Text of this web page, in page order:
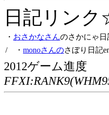
日記リン
・ おさかなさんのさかにゃ日
/ ・ monoさんのさぼり日記
2012ゲーム進度